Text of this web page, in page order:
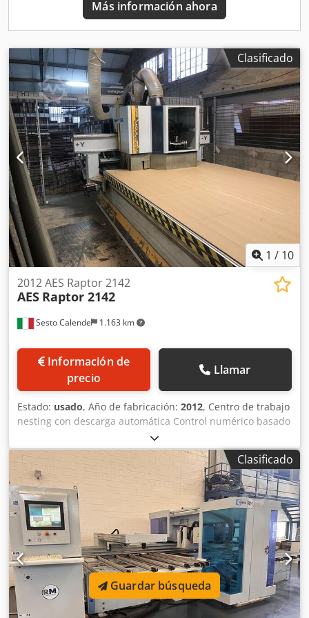
parte electrónica puede gestionar de 5 a 11 ejes,
dependiendo del equipamiento - Unidades de inserción de
para el control completo del ciclo de inserción - Dispositivo
de rodillos para avance - Dispositivo automático de retorno
de paneles
Más información ahora
Clasificado
1 / 10
Sesto Calende 1.163 km
2012 AES Raptor 2142
AES Raptor 2142
Información de
precio
Llamar
Estado: usado, Año de fabricación: 2012, Centro de trabajo
nesting con descarga automática Control numérico basado
en PC - Software de interfaz de usuario ALPHCAM +
Software de nesting Alphacam Rango de trabajo en el eje
X: 4200 mm Rango de trabajo en el eje Y: 2100 mm Mesa
de trabajo de anidamiento Un electromandril vertical de 3
ejes, 9 kW, con cambiador automático de herramientas,
conos tipo HSK F63 Cambiador automático de
herramientas de 6 posiciones Cabezal de taladrado DH 17
con 17 mandriles verticales Sistema de descarga
automática con transportador motorizado Sistema de
impresión y aplicación de etiquetas adhesivas con
etiquetadora Sistema de protección y seguridad con
rejillas perimetrales Sistema de seguridad con alfombras
frontales Sistema de lubricación automática Sistema de
Clasificado
Guardar búsqueda